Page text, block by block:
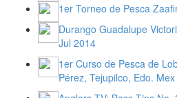
1er Torneo de Pesca
Durango Guadalupe
Jul 2014
1er Curso de Pesca de
Pérez, Tejupilco, Edo. Mex